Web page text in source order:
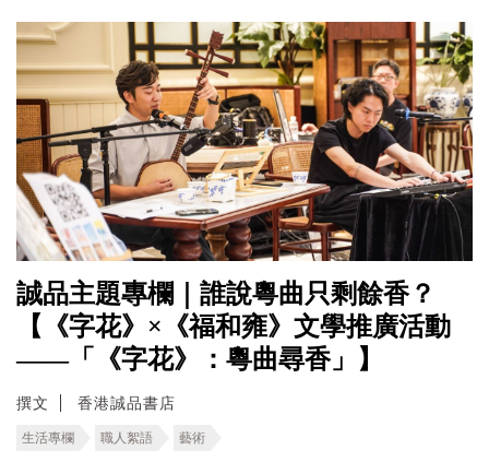
誠品主題專欄｜誰說粵曲只剩餘香？
【《字花》×《福和雍》文學推廣活動
——「《字花》：粵曲尋香」】
撰文 香港誠品書店
生活專欄 職人絮語 藝術